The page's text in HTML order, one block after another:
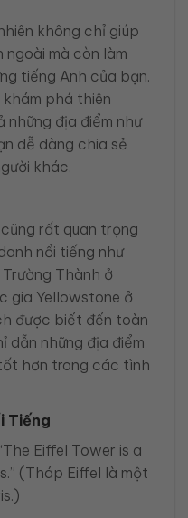
không chỉ giúp
mà còn làm
tiếng Anh của bạn.
khám phá thiên
những địa điểm như
dễ dàng chia sẻ
khác.
rất quan trọng
nổi tiếng như
Thành ở
gia Yellowstone ở
được biết đến toàn
dẫn những địa điểm
hơn trong các tình
Tiếng
Eiffel Tower is a
(Tháp Eiffel là một